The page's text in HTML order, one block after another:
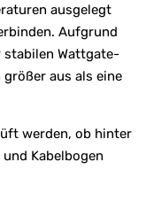
ausgelegt
Aufgrund
stabilen Wattgate-
aus als eine
werden, ob hinter
Kabelbogen